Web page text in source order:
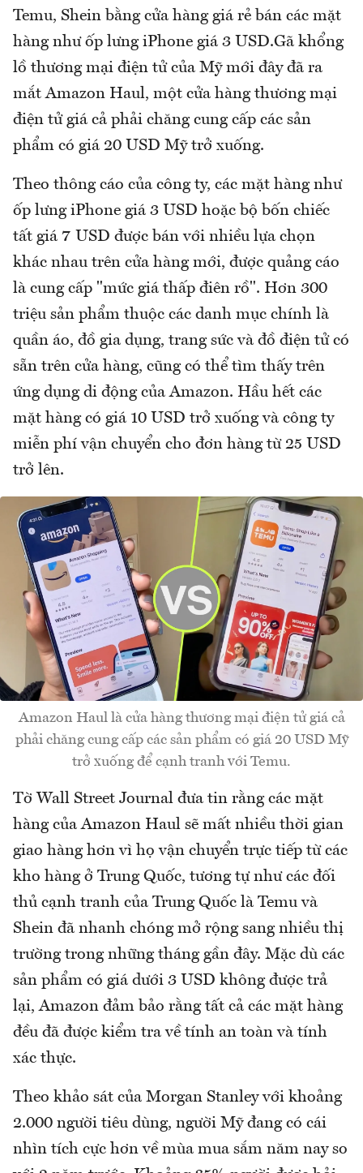
Temu, Shein bằng cửa hàng giá rẻ bán các mặt
hàng như ốp lưng iPhone giá 3 USD.Gã khổng
lồ thương mại điện tử của Mỹ mới đây đã ra
mắt Amazon Haul, một cửa hàng thương mại
điện tử giá cả phải chăng cung cấp các sản
phẩm có giá 20 USD Mỹ trở xuống.
Theo thông cáo của công ty, các mặt hàng như
ốp lưng iPhone giá 3 USD hoặc bộ bốn chiếc
tất giá 7 USD được bán với nhiều lựa chọn
khác nhau trên cửa hàng mới, được quảng cáo
là cung cấp "mức giá thấp điên rồ". Hơn 300
triệu sản phẩm thuộc các danh mục chính là
quần áo, đồ gia dụng, trang sức và đồ điện tử có
sẵn trên cửa hàng, cũng có thể tìm thấy trên
ứng dụng di động của Amazon. Hầu hết các
mặt hàng có giá 10 USD trở xuống và công ty
miễn phí vận chuyển cho đơn hàng từ 25 USD
trở lên.
Amazon Haul là cửa hàng thương mại điện tử giá cả
phải chăng cung cấp các sản phẩm có giá 20 USD Mỹ
trở xuống để cạnh tranh với Temu.
Tờ Wall Street Journal đưa tin rằng các mặt
hàng của Amazon Haul sẽ mất nhiều thời gian
giao hàng hơn vì họ vận chuyển trực tiếp từ các
kho hàng ở Trung Quốc, tương tự như các đối
thủ cạnh tranh của Trung Quốc là Temu và
Shein đã nhanh chóng mở rộng sang nhiều thị
trường trong những tháng gần đây. Mặc dù các
sản phẩm có giá dưới 3 USD không được trả
lại, Amazon đảm bảo rằng tất cả các mặt hàng
đều đã được kiểm tra về tính an toàn và tính
xác thực.
Theo khảo sát của Morgan Stanley với khoảng
2.000 người tiêu dùng, người Mỹ đang có cái
nhìn tích cực hơn về mùa mua sắm năm nay so